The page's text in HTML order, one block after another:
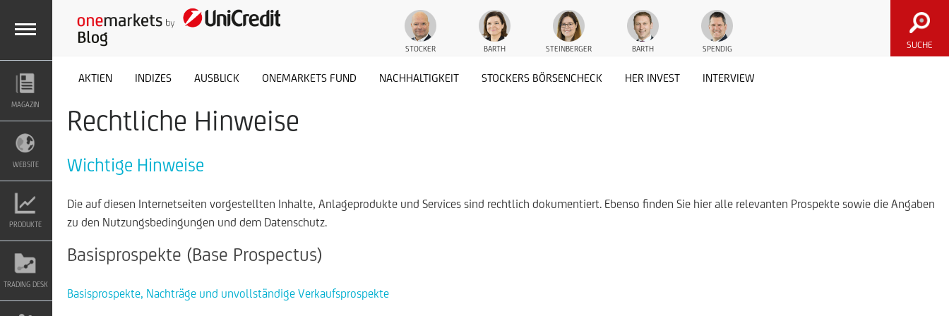
M
N
U
MAGAZIN
WEBSITE
PRODUKTE
TRADING DESK
STOCKER BARTH STEINBERGER BARTH SPENDIG SUCHE
AKTIEN INDIZES AUSBLICK ONEMARKETS FUND NACHHALTIGKEIT STOCKERS BÖRSENCHECK HER INVEST INTERVIEW
Rechtliche Hinweise
Wichtige Hinweise
Die auf diesen Internetseiten vorgestellten Inhalte, Anlageprodukte und Services sind rechtlich dokumentiert. Ebenso finden Sie hier alle relevanten Prospekte sowie die Angaben
zu den Nutzungsbedingungen und dem Datenschutz.
Basisprospekte (Base Prospectus)
Basisprospekte, Nachträge und unvollständige Verkaufsprospekte